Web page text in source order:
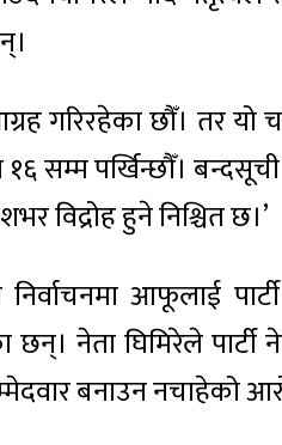
गरिरहेका छौँ। तर यो
सम्म पर्खिन्छौँ।
विद्रोह हुने निश्चित छ।’
आफूलाई
छन्। नेता घिमिरेले
बनाउन नचाहेको